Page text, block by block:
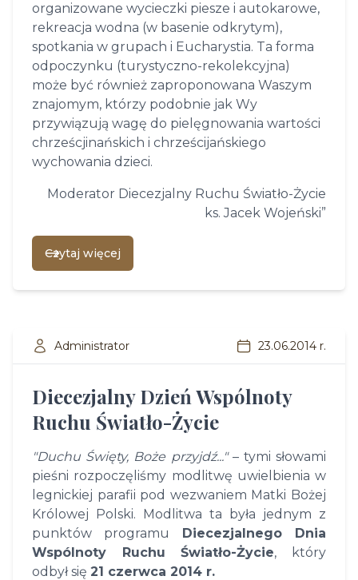
organizowane wycieczki piesze i autokarowe,
rekreacja wodna (w basenie odkrytym),
spotkania w grupach i Eucharystia. Ta forma
odpoczynku (turystyczno-rekolekcyjna)
może być również zaproponowana Waszym
znajomym, którzy podobnie jak Wy
przywiązują wagę do pielęgnowania wartości
chrześcjinańskich i chrześcijańskiego
wychowania dzieci.
Moderator Diecezjalny Ruchu Światło-Życie
ks. Jacek Wojeński”
Czytaj więcej
Administrator 23.06.2014 r.
Diecezjalny Dzień Wspólnoty
Ruchu Światło-Życie
"Duchu Święty, Boże przyjdź..."– tymi słowami
pieśni rozpoczęliśmy modlitwę uwielbienia w
legnickiej parafii pod wezwaniem Matki Bożej
Królowej Polski. Modlitwa ta była jednym z
punktów programu Diecezjalnego Dnia
Wspólnoty Ruchu Światło-Życie, który
odbył się 21 czerwca 2014 r.